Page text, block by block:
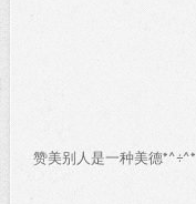
赞美别人是一种美德*^÷^*